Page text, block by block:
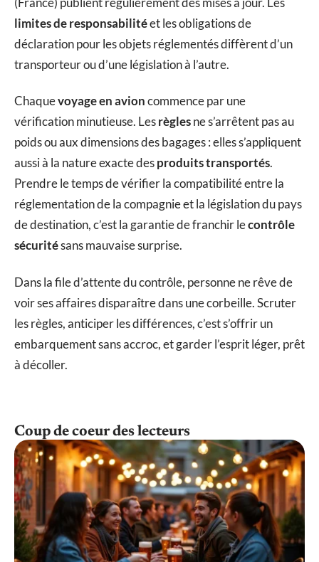
limites de responsabilitéet les obligations de
déclaration pour les objets réglementés diffèrent d’un
transporteur ou d’une législation à l’autre.
Chaquevoyage en avioncommence par une
vérification minutieuse. Lesrèglesne s’arrêtent pas au
poids ou aux dimensions des bagages : elles s’appliquent
aussi à la nature exacte desproduits transportés.
Prendre le temps de vérifier la compatibilité entre la
réglementation de la compagnie et la législation du pays
de destination, c’est la garantie de franchir lecontrôle
sécuritésans mauvaise surprise.
Dans la file d’attente du contrôle, personne ne rêve de
voir ses affaires disparaître dans une corbeille. Scruter
les règles, anticiper les différences, c’est s’offrir un
embarquement sans accroc, et garder l’esprit léger, prêt
à décoller.
Coup de coeur des lecteurs